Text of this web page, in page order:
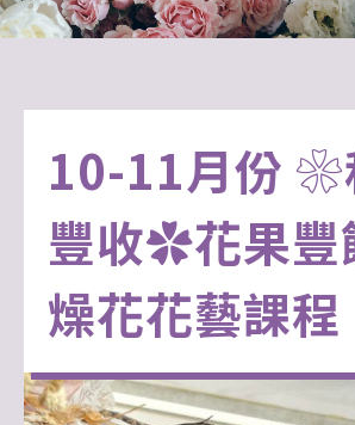
10-11月份 ❀
豐收✿花果豐
燥花花藝課程